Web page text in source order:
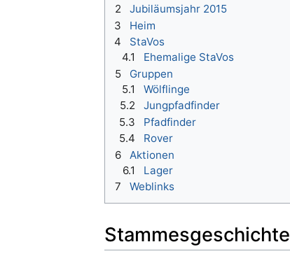
2
Jubiläumsjahr 2015
3
Heim
4
StaVos
4.1
Ehemalige StaVos
5
Gruppen
5.1
Wölflinge
5.2
Jungpfadfinder
5.3
Pfadfinder
5.4
Rover
6
Aktionen
6.1
Lager
7
Weblinks
Stammesgeschichte